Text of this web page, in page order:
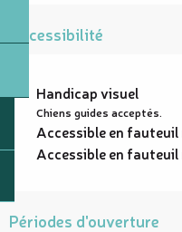
Accessibilité
Handicap visuel
Chiens guides acceptés.
Accessible en
Accessible en
Périodes d'ouverture